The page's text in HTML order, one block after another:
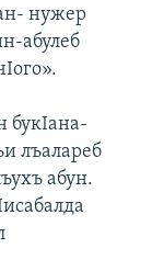
нужер
абулеб
букIана-
лъалареб
абун.